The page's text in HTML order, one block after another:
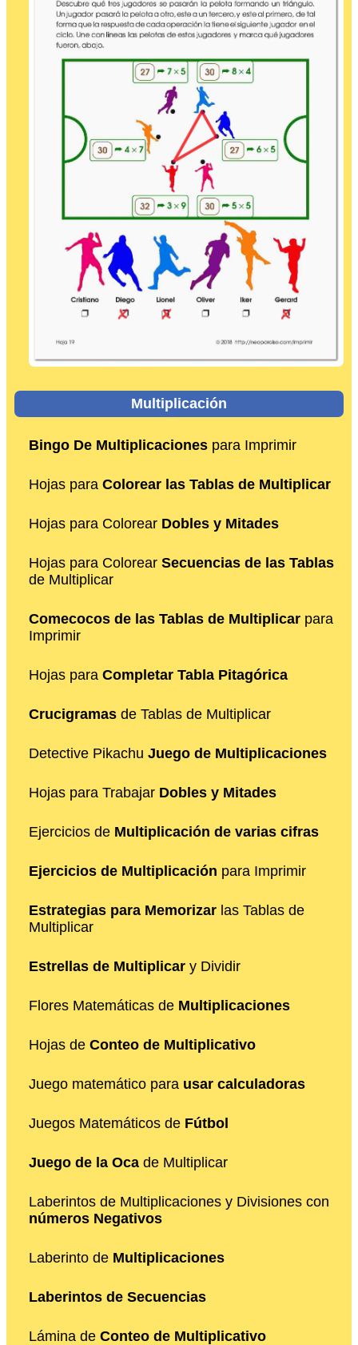
Multiplicación
Bingo De Multiplicaciones para Imprimir
Hojas para Colorear las Tablas de Multiplicar
Hojas para Colorear Dobles y Mitades
Hojas para Colorear Secuencias de las Tablas
de Multiplicar
Comecocos de las Tablas de Multiplicar para
Imprimir
Hojas para Completar Tabla Pitagórica
Crucigramas de Tablas de Multiplicar
Detective Pikachu Juego de Multiplicaciones
Hojas para Trabajar Dobles y Mitades
Ejercicios de Multiplicación de varias cifras
Ejercicios de Multiplicación para Imprimir
Estrategias para Memorizar las Tablas de
Multiplicar
Estrellas de Multiplicar y Dividir
Flores Matemáticas de Multiplicaciones
Hojas de Conteo de Multiplicativo
Juego matemático para usar calculadoras
Juegos Matemáticos de Fútbol
Juego de la Oca de Multiplicar
Laberintos de Multiplicaciones y Divisiones con
números Negativos
Laberinto de Multiplicaciones
Laberintos de Secuencias
Lámina de Conteo de Multiplicativo